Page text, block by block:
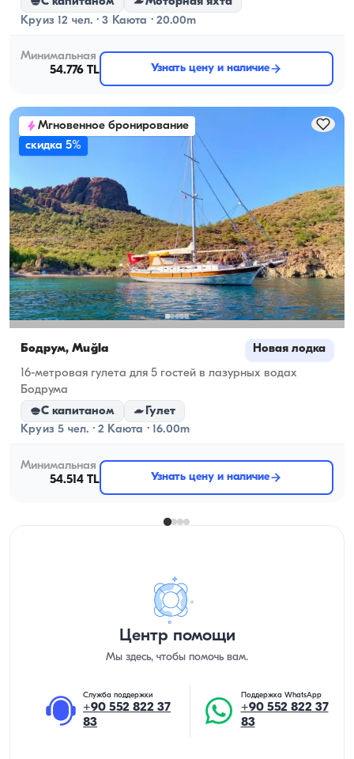
Круиз 12 чел. · 3 Каюта · 20.00m
Минимальная
54.776 TL
Узнать цену и наличие
Мгновенное бронирование
скидка 5%
Бодрум, Muğla Новая лодка
16-метровая гулета для 5 гостей в лазурных водах
Бодрума
С капитаном
Гулет
Круиз 5 чел. · 2 Каюта · 16.00m
Минимальная
54.514 TL
Узнать цену и наличие
Центр помощи
Мы здесь, чтобы помочь вам.
Служба поддержки
+90 552 822 37
83
Поддержка WhatsApp
+90 552 822 37
83